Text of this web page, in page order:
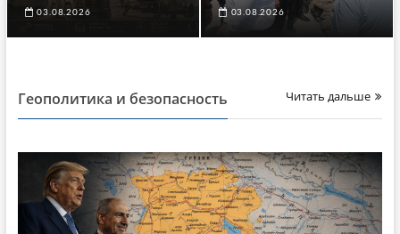
03.08.2026 03.08.2026
Геополитика и безопасность Читать дальше